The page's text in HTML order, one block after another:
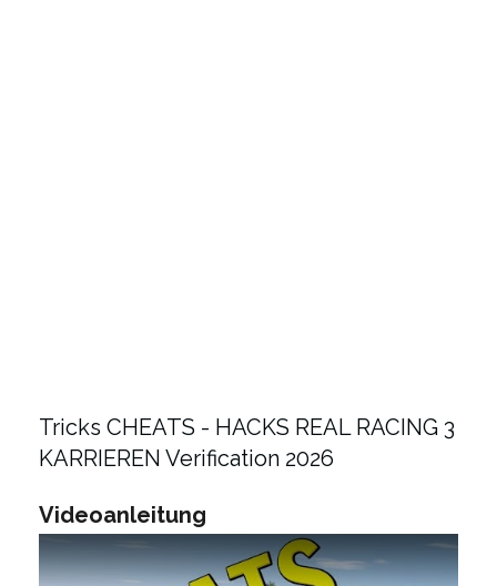
Tricks CHEATS - HACKS REAL RACING 3
KARRIEREN Verification 2026
Videoanleitung